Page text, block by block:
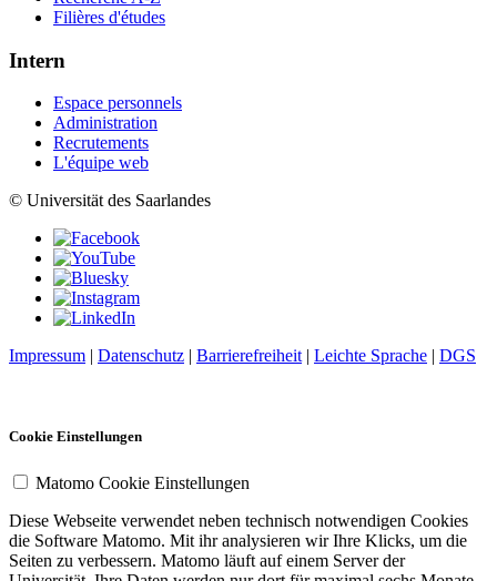
Filières d'études
Intern
Espace personnels
Administration
Recrutements
L'équipe web
© Universität des Saarlandes
Impressum | Datenschutz | Barrierefreiheit | Leichte Sprache | DGS
Cookie Einstellungen
Matomo Cookie Einstellungen
Diese Webseite verwendet neben technisch notwendigen Cookies
die Software Matomo. Mit ihr analysieren wir Ihre Klicks, um die
Seiten zu verbessern. Matomo läuft auf einem Server der